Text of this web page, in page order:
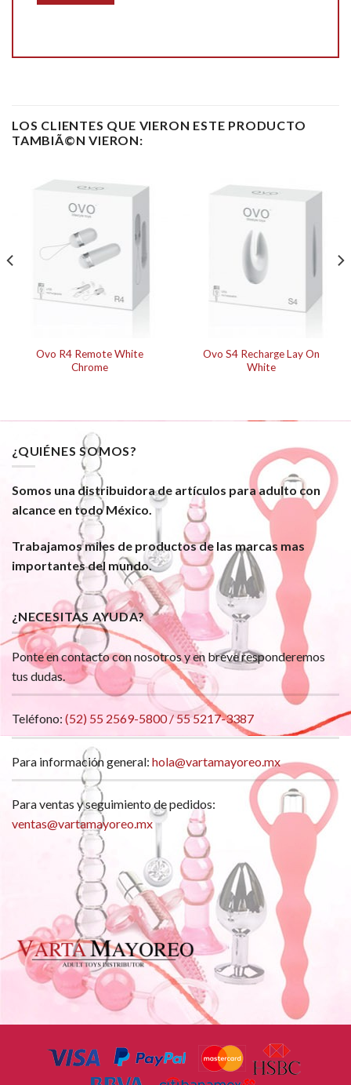
LOS CLIENTES QUE VIERON ESTE PRODUCTO
TAMBIÃ©N VIERON:
Ovo R4 Remote White
Chrome
Ovo S4 Recharge Lay On
White
¿QUIÉNES SOMOS?
Somos una distribuidora de artículos para adulto con
alcance en todo México.
Trabajamos miles de productos de las marcas mas
importantes del mundo.
¿NECESITAS AYUDA?
Ponte en contacto con nosotros y en breve responderemos
tus dudas.
Teléfono: (52) 55 2569-5800 / 55 5217-3387
Para información general: hola@vartamayoreo.mx
Para ventas y seguimiento de pedidos:
ventas@vartamayoreo.mx